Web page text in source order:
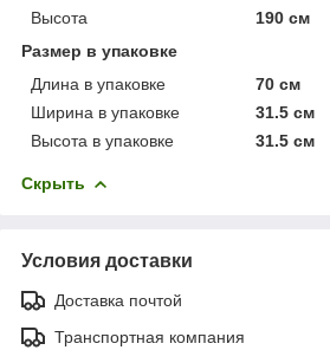
Высота
190 см
Размер в упаковке
Длина в упаковке
70 см
Ширина в упаковке
31.5 см
Высота в упаковке
31.5 см
Скрыть
Условия доставки
Доставка почтой
Транспортная компания